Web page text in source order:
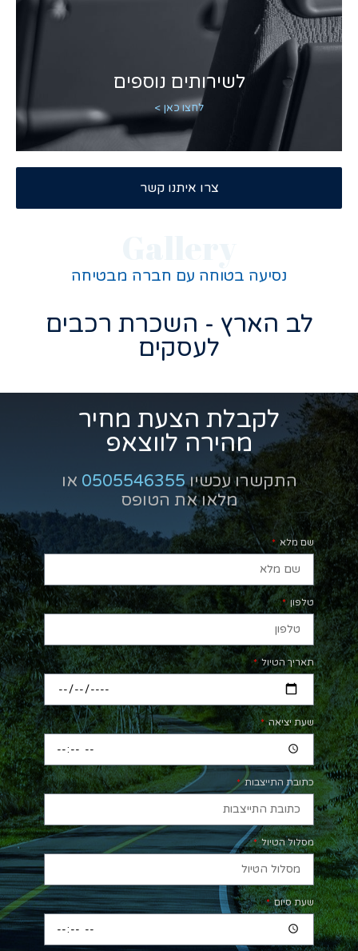
לשירותים נוספים
לחצו כאן >
צרו איתנו קשר
נסיעה בטוחה עם חברה מבטיחה
לב הארץ - השכרת רכבים
לעסקים
לקבלת הצעת מחיר
מהירה לווצאפ
התקשרו עכשיו0505546355 או
מלאו את הטופס
שם מלא
טלפון
תאריך הטיול
שעת יציאה
כתובת התייצבות
מסלול הטיול
שעת סיום